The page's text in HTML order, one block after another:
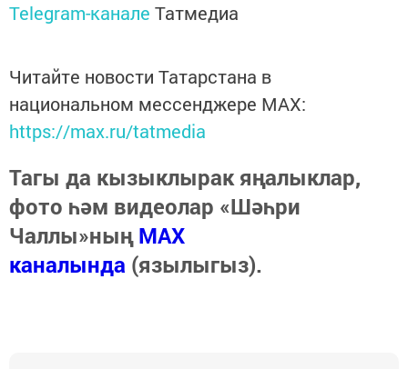
Telegram-канале Татмедиа
Читайте новости Татарстана в
национальном мессенджере MАХ:
https://max.ru/tatmedia
Тагы да кызыклырак яңалыклар,
фото һәм видеолар «Шәһри
Чаллы»ныңMAX
каналында (язылыгыз).